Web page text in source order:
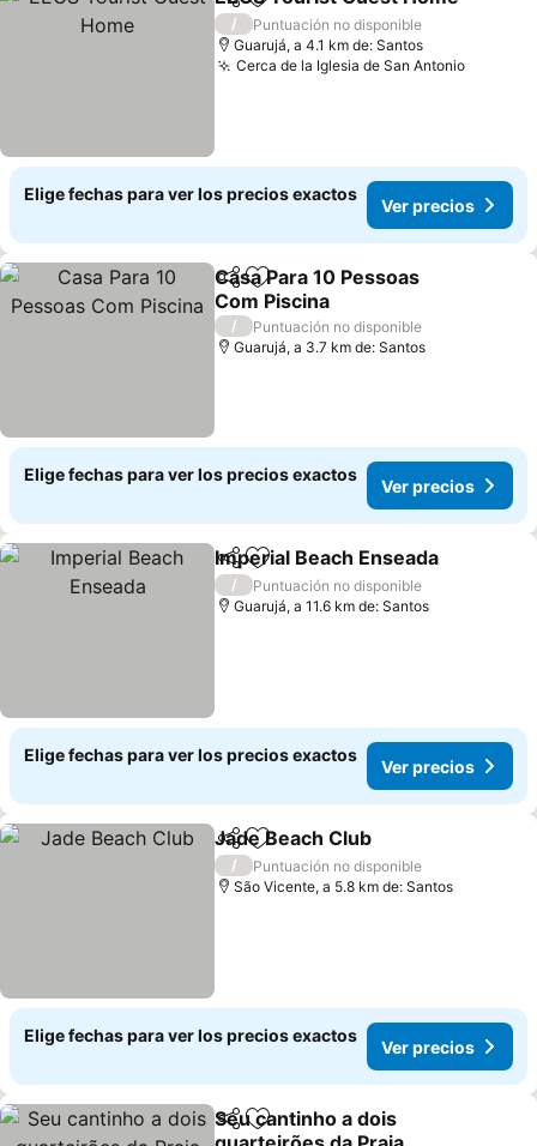
CompartirAgregar a favoritos
/
Puntuación no disponible
Guarujá, a 4.1 km de: Santos
Cerca de la Iglesia de San AntonioVer
Elige fechas para ver los precios exactos
Ver precios
CompartirAgregar a favoritos
Casa Para 10 Pessoas
Com Piscina
Ver precios
/
Puntuación no disponible
Guarujá, a 3.7 km de: Santos
Elige fechas para ver los precios exactos
Ver precios
CompartirAgregar a favoritos
Imperial Beach Enseada
/
Puntuación no disponible
Guarujá, a 11.6 km de: Santos
Elige fechas para ver los precios exactos
Ver precios
CompartirAgregar a favoritos
Jade Beach Club
/
Puntuación no disponible
São Vicente, a 5.8 km de: Santos
Elige fechas para ver los precios exactos
Ver precios
CompartirAgregar a favoritos
Seu cantinho a dois